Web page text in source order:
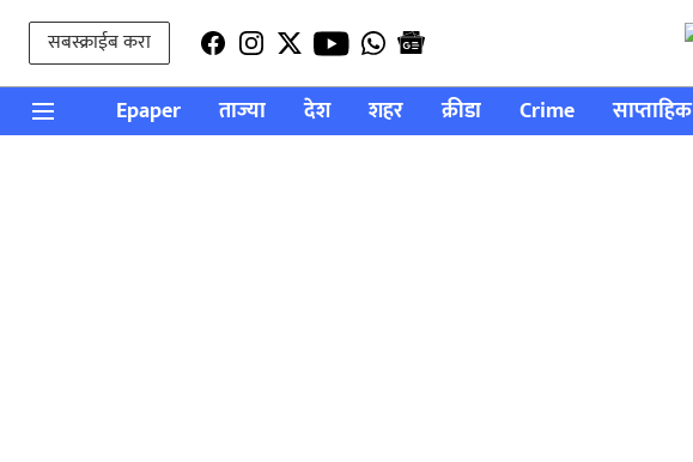
सबस्क्राईब करा
Epaper ताज्या देश शहर क्रीडा Crime साप्ताहिक